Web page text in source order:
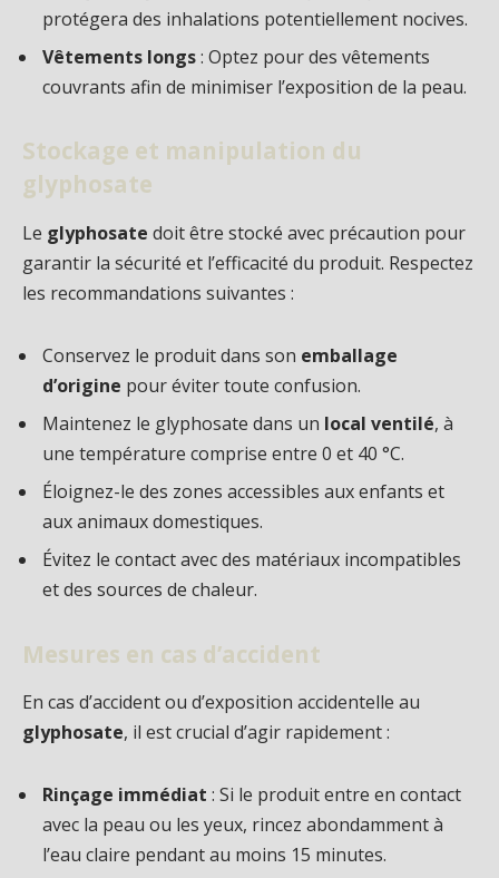
protégera des inhalations potentiellement nocives.
Vêtements longs: Optez pour des vêtements
couvrants afin de minimiser l’exposition de la peau.
Stockage et manipulation du
glyphosate
Le glyphosate doit être stocké avec précaution pour
garantir la sécurité et l’efficacité du produit. Respectez
les recommandations suivantes :
Conservez le produit dans son emballage
d’origine pour éviter toute confusion.
Maintenez le glyphosate dans un local ventilé, à
une température comprise entre 0 et 40 °C.
Éloignez-le des zones accessibles aux enfants et
aux animaux domestiques.
Évitez le contact avec des matériaux incompatibles
et des sources de chaleur.
Mesures en cas d’accident
En cas d’accident ou d’exposition accidentelle au
glyphosate, il est crucial d’agir rapidement :
Rinçage immédiat : Si le produit entre en contact
avec la peau ou les yeux, rincez abondamment à
l’eau claire pendant au moins 15 minutes.